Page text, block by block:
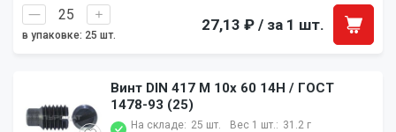
в упаковке: 25 шт.
27,13 ₽ / за 1 шт.
Винт DIN 417 M 10x 60 14H / ГОСТ
1478-93 (25)
На складе: 25 шт. Вес 1 шт.: 31.2 г